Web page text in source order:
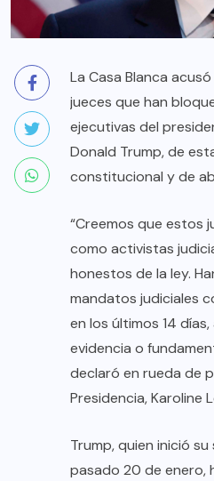
La Casa Blanca
jueces que han
ejecutivas del
Donald Trump, de
constitucional y de
“Creemos que estos
como activistas
honestos de la ley.
mandatos judiciales
en los últimos 14
evidencia o
declaró en rueda de
Presidencia, Karoline
Trump, quien inició
pasado 20 de enero,